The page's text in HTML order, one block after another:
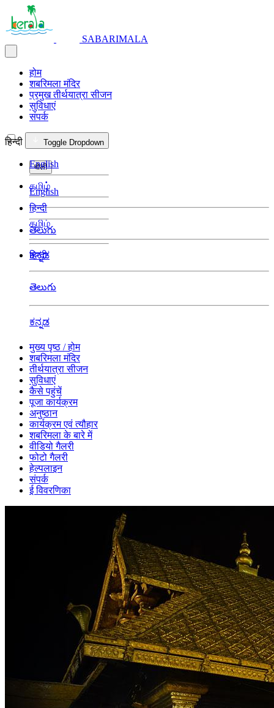
SABARIMALA
होम
शबरिमला मंदिर
प्रमुख तीर्थयात्रा सीजन
सुविधाएं
संपर्क
हिन्दी Toggle Dropdown
English
தமிழ்
हिन्दी
తెలుగు
ಕನ್ನಡ
बोली
English
தமிழ்
हिन्दी
తెలుగు
ಕನ್ನಡ
मुख्य पृष्ठ / होम
शबरिमला मंदिर
तीर्थयात्रा सीजन
सुविधाएं
कैसे पहुंचें
पूजा कार्यक्रम
अनुष्ठान
कार्यक्रम एवं त्यौहार
शबरिमला के बारे में
वीडियो गैलरी
फोटो गैलरी
हेल्पलाइन
संपर्क
ई विवरणिका